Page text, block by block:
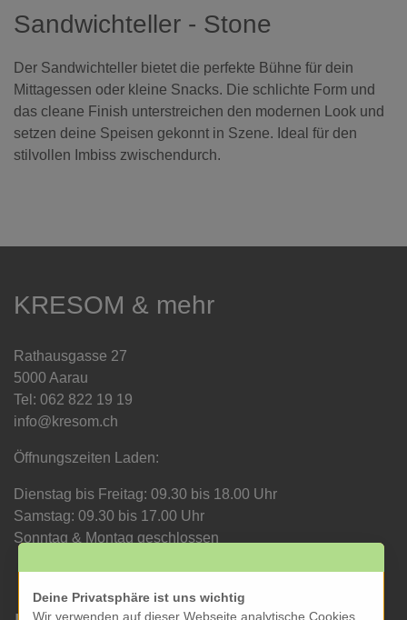
Sandwichteller - Stone
Der Sandwichteller bietet die perfekte Bühne für dein
Mittagessen oder kleine Snacks. Die schlichte Form und
das cleane Finish unterstreichen den modernen Look und
setzen deine Speisen gekonnt in Szene. Ideal für den
stilvollen Imbiss zwischendurch.
KRESOM & mehr
Rathausgasse 27
5000 Aarau
Tel: 062 822 19 19
info@kresom.ch
Öffnungszeiten Laden:
Dienstag bis Freitag: 09.30 bis 18.00 Uhr
Samstag: 09.30 bis 17.00 Uhr
Sonntag & Montag geschlossen
Deine Privatsphäre ist uns wichtig
Wir verwenden auf dieser Webseite analytische Cookies